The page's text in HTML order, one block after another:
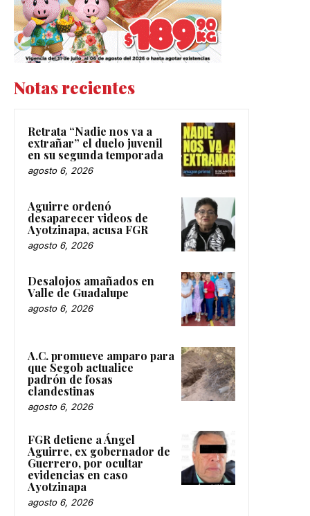
Notas recientes
Retrata “Nadie nos va a
extrañar” el duelo juvenil
en su segunda temporada
agosto 6, 2026
Aguirre ordenó
desaparecer videos de
Ayotzinapa, acusa FGR
agosto 6, 2026
Desalojos amañados en
Valle de Guadalupe
agosto 6, 2026
A.C. promueve amparo para
que Segob actualice
padrón de fosas
clandestinas
agosto 6, 2026
FGR detiene a Ángel
Aguirre, ex gobernador de
Guerrero, por ocultar
evidencias en caso
Ayotzinapa
agosto 6, 2026